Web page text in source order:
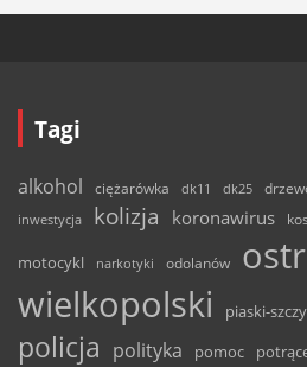
Tagi
alkohol ciężarówka dk11 dk25
inwestycja
kolizja koronawirus
motocykl narkotyki odolanów
wielkopolski
piaski-
policja polityka pomoc